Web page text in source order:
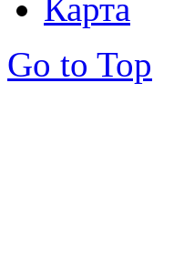
Карта
Go to Top